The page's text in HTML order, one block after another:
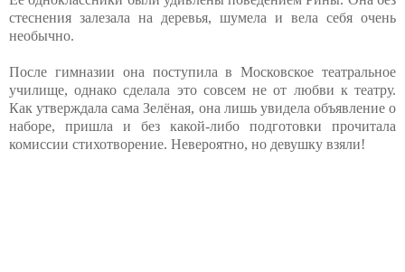
стеснения залезала на деревья, шумела и вела себя очень
необычно.
После гимназии она поступила в Московское театральное
училище, однако сделала это совсем не от любви к театру.
Как утверждала сама Зелёная, она лишь увидела объявление о
наборе, пришла и без какой-либо подготовки прочитала
комиссии стихотворение. Невероятно, но девушку взяли!